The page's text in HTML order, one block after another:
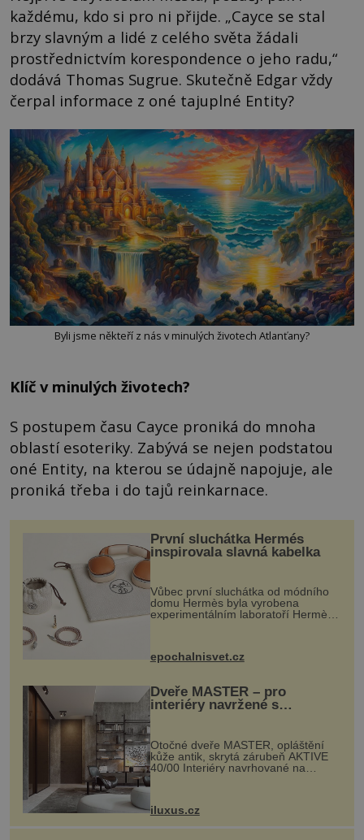
každému, kdo si pro ni přijde. „Cayce se stal
brzy slavným a lidé z celého světa žádali
prostřednictvím korespondence o jeho radu,“
dodává Thomas Sugrue. Skutečně Edgar vždy
čerpal informace z oné tajuplné Entity?
Byli jsme někteří z nás v minulých životech Atlanťany?
Klíč v minulých životech?
S postupem času Cayce proniká do mnoha
oblastí esoteriky. Zabývá se nejen podstatou
oné Entity, na kterou se údajně napojuje, ale
proniká třeba i do tajů reinkarnace.
První sluchátka Hermés
inspirovala slavná kabelka
Vůbec první sluchátka od módního
domu Hermès byla vyrobena
experimentálním laboratoří Hermès
kovový...
epochalnisvet.cz
Dveře MASTER – pro
interiéry navržené s
rozumem i vášní!
Otočné dveře MASTER, opláštění
kůže antik, skrytá zárubeň AKTIVE
40/00 Interiéry navrhované na
zakázku často vyžadují atypické
rozměry nejen nábytku, ale i
dnes umož...
iluxus.cz